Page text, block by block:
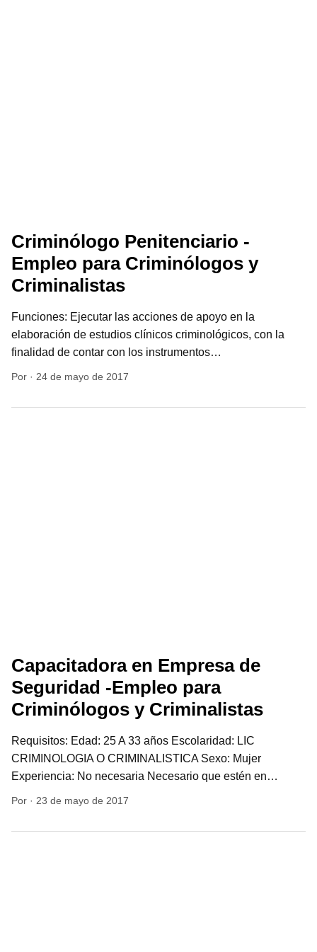
Criminólogo Penitenciario -
Empleo para Criminólogos y
Criminalistas
Funciones: Ejecutar las acciones de apoyo en la
elaboración de estudios clínicos criminológicos, con la
finalidad de contar con los instrumentos…
Por · 24 de mayo de 2017
Requisitos: Edad: 25 A 33 años Escolaridad: LIC
CRIMINOLOGIA O CRIMINALISTICA Sexo: Mujer
Experiencia: No necesaria Necesario que estén en…
Por·23 de mayo de 2017